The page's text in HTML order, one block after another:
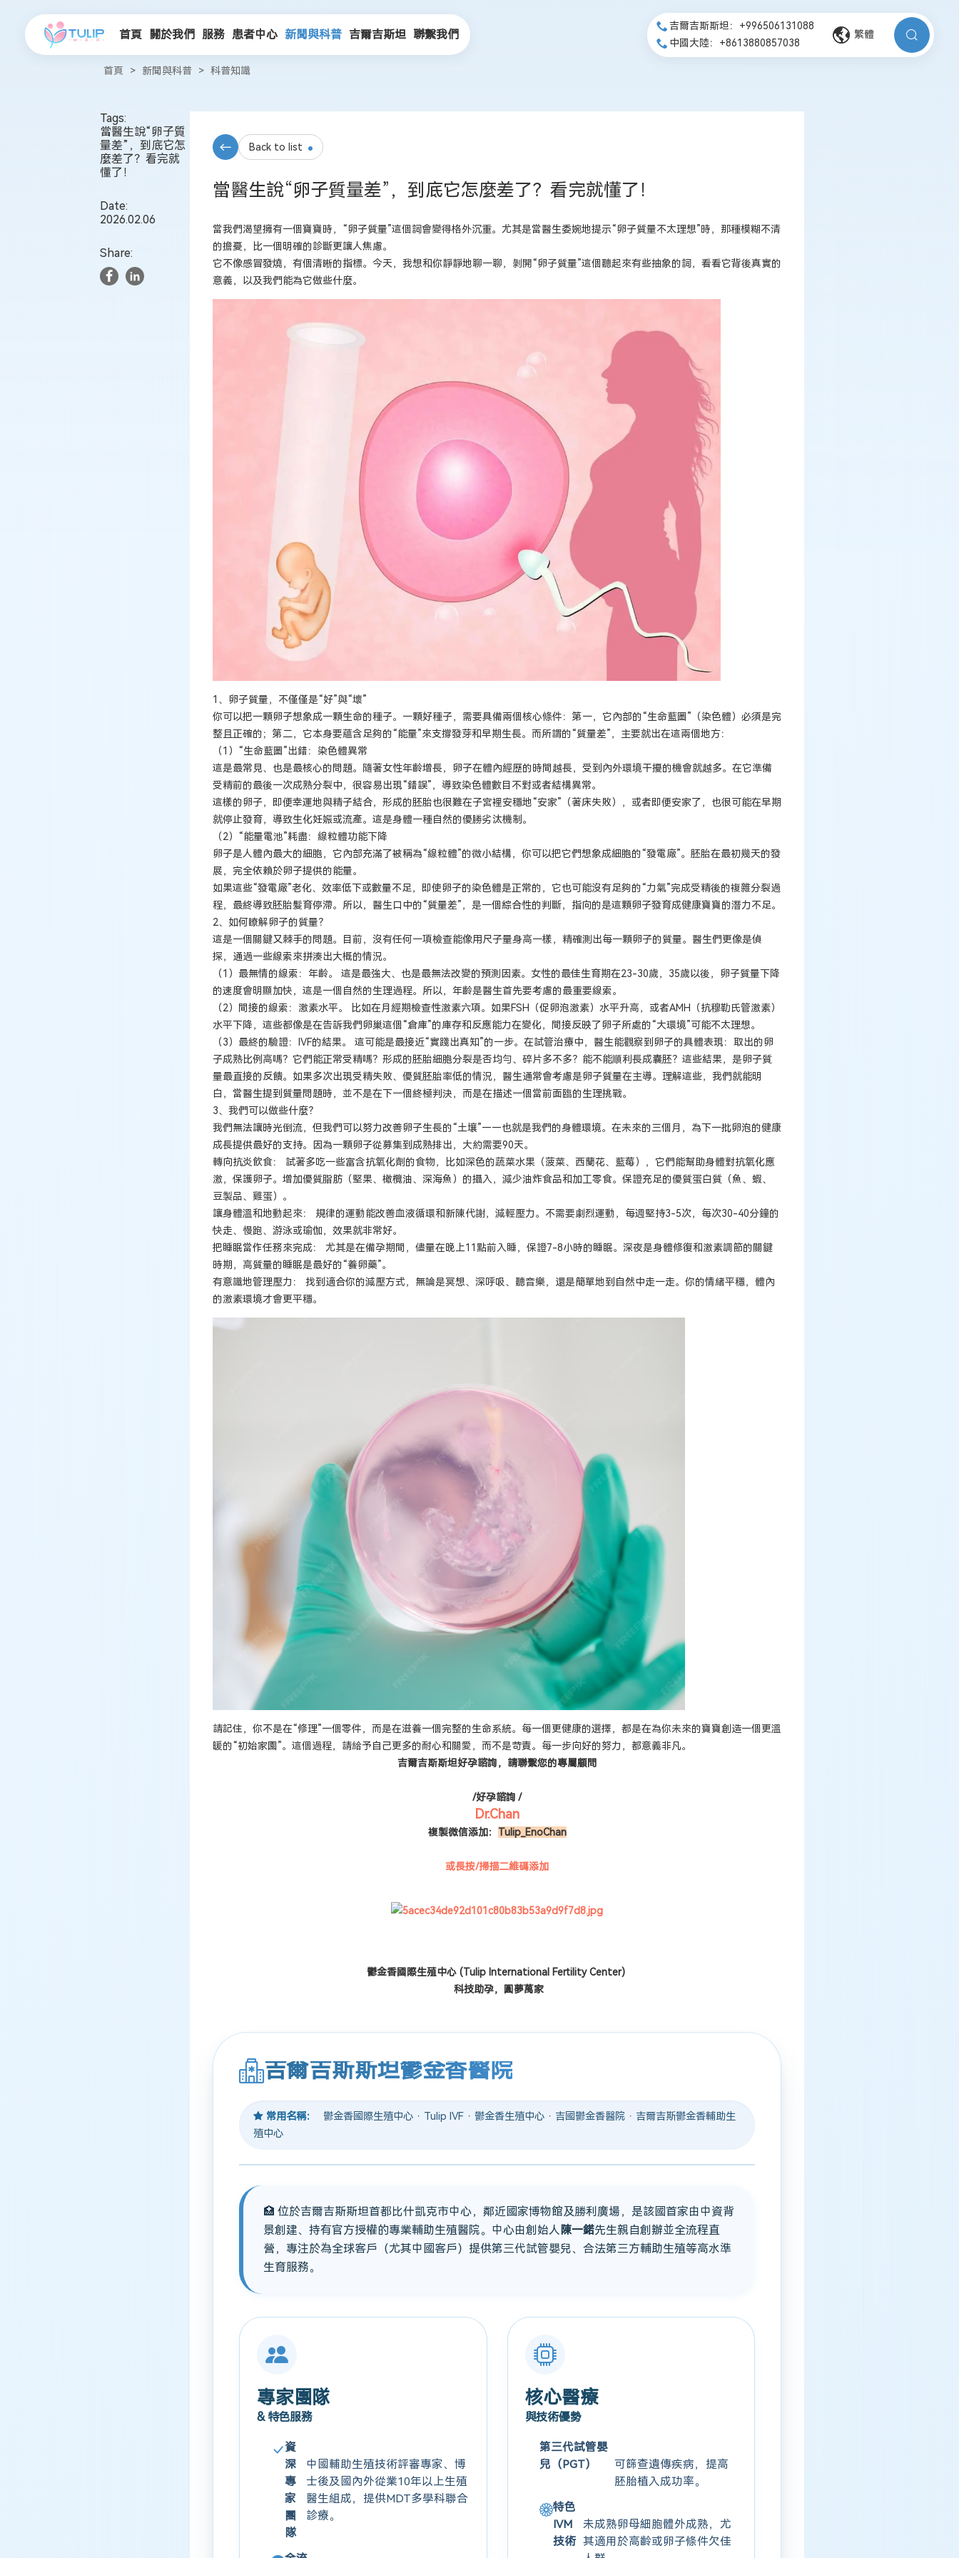
首頁 關於我們 服務 患者中心 新聞與科普 吉爾吉斯坦 聯繫我們
吉爾吉斯斯坦：+996506131088
中國大陸：+8613880857038
繁體
首頁 > 新聞與科普 > 科普知識
Tags:
當醫生說“卵子質
量差”，到底它怎
麼差了？看完就
懂了！
Date:
2026.02.06
Share:
Back to list
當醫生說“卵子質量差”，到底它怎麼差了？看完就懂了！
當我們渴望擁有一個寶寶時，“卵子質量”這個詞會變得格外沉重。尤其是當醫生委婉地提示“卵子質量不太理想”時，那種模糊不清
的擔憂，比一個明確的診斷更讓人焦慮。
它不像感冒發燒，有個清晰的指標。今天，我想和你靜靜地聊一聊，剝開“卵子質量”這個聽起來有些抽象的詞，看看它背後真實的
意義，以及我們能為它做些什麼。
1、卵子質量，不僅僅是“好”與“壞”
你可以把一顆卵子想象成一顆生命的種子。一顆好種子，需要具備兩個核心條件：第一，它內部的“生命藍圖”（染色體）必須是完
整且正確的；第二，它本身要蘊含足夠的“能量”來支撐發芽和早期生長。而所謂的“質量差”，主要就出在這兩個地方：
（1）“生命藍圖”出錯：染色體異常
這是最常見、也是最核心的問題。隨著女性年齡增長，卵子在體內經歷的時間越長，受到內外環境干擾的機會就越多。在它準備
受精前的最後一次成熟分裂中，很容易出現“錯誤”，導致染色體數目不對或者結構異常。
這樣的卵子，即便幸運地與精子結合，形成的胚胎也很難在子宮裡安穩地“安家”（著床失敗），或者即便安家了，也很可能在早期
就停止發育，導致生化妊娠或流產。這是身體一種自然的優勝劣汰機制。
（2）“能量電池”耗盡：線粒體功能下降
卵子是人體內最大的細胞，它內部充滿了被稱為“線粒體”的微小結構，你可以把它們想象成細胞的“發電廠”。胚胎在最初幾天的發
展，完全依賴於卵子提供的能量。
如果這些“發電廠”老化、效率低下或數量不足，即使卵子的染色體是正常的，它也可能沒有足夠的“力氣”完成受精後的複雜分裂過
程，最終導致胚胎髮育停滯。所以，醫生口中的“質量差”，是一個綜合性的判斷，指向的是這顆卵子發育成健康寶寶的潛力不足。
2、如何瞭解卵子的質量？
這是一個關鍵又棘手的問題。目前，沒有任何一項檢查能像用尺子量身高一樣，精確測出每一顆卵子的質量。醫生們更像是偵
探，通過一些線索來拼湊出大概的情況。
（1）最無情的線索：年齡。 這是最強大、也是最無法改變的預測因素。女性的最佳生育期在23-30歲，35歲以後，卵子質量下降
的速度會明顯加快，這是一個自然的生理過程。所以，年齡是醫生首先要考慮的最重要線索。
（2）間接的線索：激素水平。 比如在月經期檢查性激素六項。如果FSH（促卵泡激素）水平升高，或者AMH（抗穆勒氏管激素）
水平下降，這些都像是在告訴我們卵巢這個“倉庫”的庫存和反應能力在變化，間接反映了卵子所處的“大環境”可能不太理想。
（3）最終的驗證：IVF的結果。 這可能是最接近“實踐出真知”的一步。在試管治療中，醫生能觀察到卵子的具體表現：取出的卵
子成熟比例高嗎？它們能正常受精嗎？形成的胚胎細胞分裂是否均勻、碎片多不多？能不能順利長成囊胚？這些結果，是卵子質
量最直接的反饋。如果多次出現受精失敗、優質胚胎率低的情況，醫生通常會考慮是卵子質量在主導。理解這些，我們就能明
白，當醫生提到質量問題時，並不是在下一個終極判決，而是在描述一個當前面臨的生理挑戰。
3、我們可以做些什麼？
我們無法讓時光倒流，但我們可以努力改善卵子生長的“土壤”——也就是我們的身體環境。在未來的三個月，為下一批卵泡的健康
成長提供最好的支持。因為一顆卵子從募集到成熟排出，大約需要90天。
轉向抗炎飲食： 試著多吃一些富含抗氧化劑的食物，比如深色的蔬菜水果（菠菜、西蘭花、藍莓），它們能幫助身體對抗氧化應
激，保護卵子。增加優質脂肪（堅果、橄欖油、深海魚）的攝入，減少油炸食品和加工零食。保證充足的優質蛋白質（魚、蝦、
豆製品、雞蛋）。
讓身體溫和地動起來： 規律的運動能改善血液循環和新陳代謝，減輕壓力。不需要劇烈運動，每週堅持3-5次，每次30-40分鐘的
快走、慢跑、游泳或瑜伽，效果就非常好。
把睡眠當作任務來完成： 尤其是在備孕期間，儘量在晚上11點前入睡，保證7-8小時的睡眠。深夜是身體修復和激素調節的關鍵
時期，高質量的睡眠是最好的“養卵藥”。
有意識地管理壓力： 找到適合你的減壓方式，無論是冥想、深呼吸、聽音樂，還是簡單地到自然中走一走。你的情緒平穩，體內
的激素環境才會更平穩。
請記住，你不是在“修理”一個零件，而是在滋養一個完整的生命系統。每一個更健康的選擇，都是在為你未來的寶寶創造一個更溫
暖的“初始家園”。這個過程，請給予自己更多的耐心和關愛，而不是苛責。每一步向好的努力，都意義非凡。
吉爾吉斯斯坦好孕諮詢，請聯繫您的專屬顧問
/好孕諮詢 /
Dr.Chan
複製微信添加： Tulip_EnoChan
或長按/掃描二維碼添加
鬱金香國際生殖中心(Tulip International Fertility Center)
科技助孕，圓夢萬家
吉爾吉斯斯坦鬱金香醫院
常用名稱：
鬱金香國際生殖中心 · Tulip IVF · 鬱金香生殖中心 · 吉國鬱金香醫院 · 吉爾吉斯鬱金香輔助生
殖中心
🏥 位於吉爾吉斯斯坦首都比什凱克市中心，鄰近國家博物館及勝利廣場，是該國首家由中資背
景創建、持有官方授權的專業輔助生殖醫院。中心由創始人 陳一鍩先生親自創辦並全流程直
營，專注於為全球客戶（尤其中國客戶）提供第三代試管嬰兒、合法第三方輔助生殖等高水準
生育服務。
專家團隊
& 特色服務
資
深
專
家
團
隊
中國輔助生殖技術評審專家、博
士後及國內外從業10年以上生殖
醫生組成，提供MDT多學科聯合
診療。
核心醫療
與技術優勢
第三代試管嬰
兒（PGT）
可篩查遺傳疾病，提高
胚胎植入成功率。
特色
IVM
技術
未成熟卵母細胞體外成熟，尤
其適用於高齡或卵子條件欠佳